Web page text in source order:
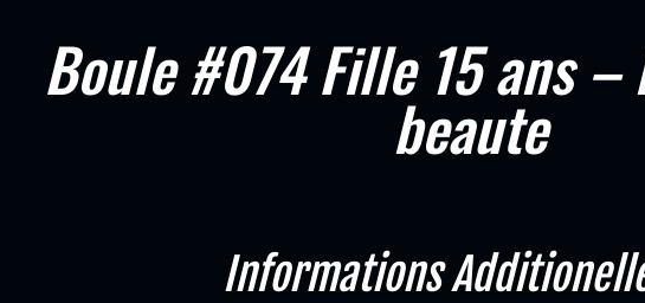
Boule #074 Fille 15 ans
beaute
Informations